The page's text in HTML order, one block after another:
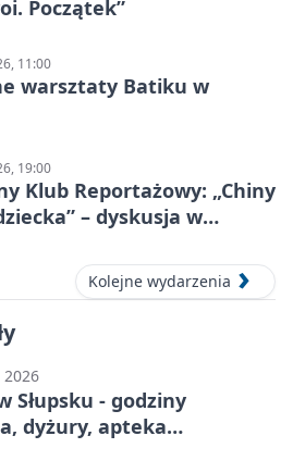
Początek”
11:00
warsztaty Batiku w
19:00
Klub Reportażowy: „Chiny
– dyskusja w
Kolejne wydarzenia
Słupsku - godziny
dyżury, apteka